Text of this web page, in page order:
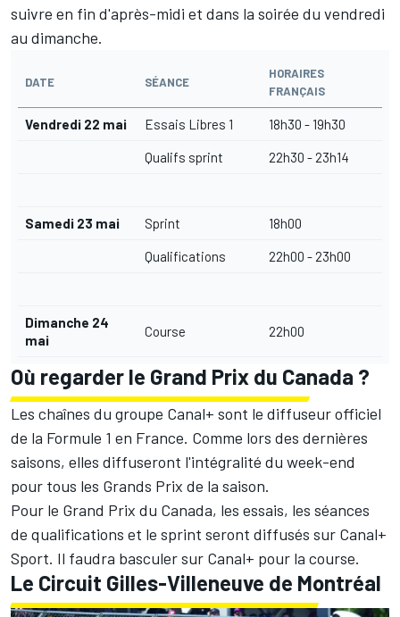
suivre en fin d'après-midi et dans la soirée du vendredi
au dimanche.
DATE SÉANCE
HORAIRES
FRANÇAIS
Vendredi 22 mai Essais Libres 1 18h30 - 19h30
Qualifs sprint 22h30 - 23h14
Samedi 23 mai Sprint 18h00
Qualifications 22h00 - 23h00
Dimanche 24
mai
Course 22h00
Où regarder le Grand Prix du Canada ?
Les chaînes du groupe Canal+ sont le diffuseur officiel
de la Formule 1 en France. Comme lors des dernières
saisons, elles diffuseront l'intégralité du week-end
pour tous les Grands Prix de la saison.
Pour le Grand Prix du Canada, les essais, les séances
de qualifications et le sprint seront diffusés sur Canal+
Sport. Il faudra basculer sur Canal+ pour la course.
Le Circuit Gilles-Villeneuve de Montréal